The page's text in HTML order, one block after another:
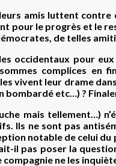
amis luttent
pour le progrès et le
de telles
occidentaux pour
complices
vivent leur drame
etc…) ?
mais tellement…)
Ils ne sont pas
notable de celui
il pas poser la
ne les